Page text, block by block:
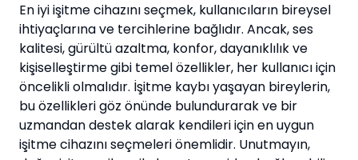
En iyi işitme cihazını seçmek, kullanıcıların bireysel
ihtiyaçlarına ve tercihlerine bağlıdır. Ancak, ses
kalitesi, gürültü azaltma, konfor, dayanıklılık ve
kişiselleştirme gibi temel özellikler, her kullanıcı için
öncelikli olmalıdır. İşitme kaybı yaşayan bireylerin,
bu özellikleri göz önünde bulundurarak ve bir
uzmandan destek alarak kendileri için en uygun
işitme cihazını seçmeleri önemlidir. Unutmayın,